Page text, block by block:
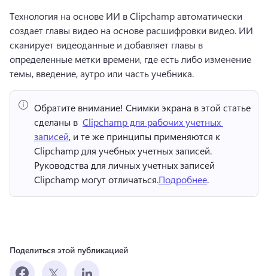
Технология на основе ИИ в Clipchamp автоматически
создает главы видео на основе расшифровки видео. ИИ
сканирует видеоданные и добавляет главы в
определенные метки времени, где есть либо изменение
темы, введение, аутро или часть учебника.
Обратите внимание! Снимки экрана в этой статье
сделаны в ⁠ Clipchamp для рабочих учетных
записей, и те же принципы применяются к
Руководства для личных учетных записей
Clipchamp могут отличаться.Подробнее.
Поделиться этой публикацией